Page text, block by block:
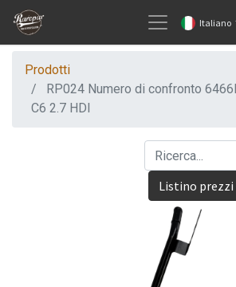
Italiano
Prodotti
RP024 Numero di confronto
C6 2.7 HDI
Listino prezzi